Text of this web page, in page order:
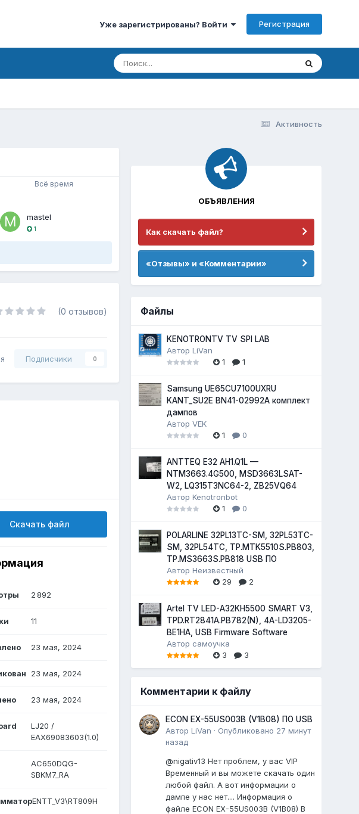
Уже зарегистрированы? Войти Регистрация
Активность
Всё время
mastel
1
(0 отзывов)
Подписчики 0
Скачать файл
2 892
11
23 мая, 2024
23 мая, 2024
23 мая, 2024
LJ20 /
EAX69083603(1.0)
AC650DQG-
SBKM7_RA
ENTT_V3\RT809H
ОБЪЯВЛЕНИЯ
Как скачать файл?
«Отзывы» и «Комментарии»
Файлы
KENOTRONTV TV SPI LAB
АвторLiVan
1
1
Samsung UE65CU7100UXRU
KANT_SU2E BN41-02992A комплект
дампов
АвторVEK
1
0
ANTTEQ E32 AH1.Q1L —
NTM3663.4G500, MSD3663LSAT-
W2, LQ315T3NC64-2, ZB25VQ64
АвторKenotronbot
1
0
POLARLINE 32PL13TC-SM, 32PL53TC-
SM, 32PL54TC, TP.MTK5510S.PB803,
TP.MS3663S.PB818 USB ПО
АвторНеизвестный
29
2
Artel TV LED-A32KH5500 SMART V3,
TPD.RT2841A.PB782(N), 4A-LD3205-
BE1HA, USB Firmware Software
Автор самоучка
3
3
Комментарии к файлу
ECON EX-55US003B (V1B08) ПО USB
АвторLiVan · Опубликовано 27 минут
назад
@nigativ13 Нет проблем, у вас VIP
Временный и вы можете скачать один
любой файл. А вот информации о
дампе у нас нет.... Информация о
файле ECON EX-55US003B (V1B08) В